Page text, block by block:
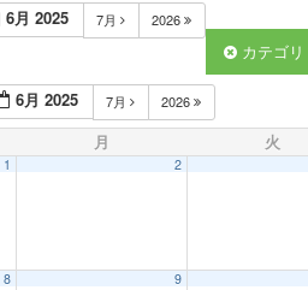
6月 2025 7月 2026
カテゴリ
6月 2025 7月 2026
月 火
1 2
8 9